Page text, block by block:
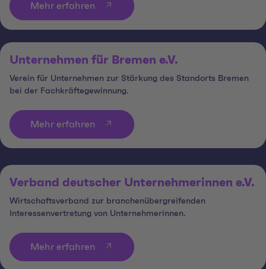
Mehr erfahren
Unternehmen für Bremen e.V.
Verein für Unternehmen zur Stärkung des Standorts Bremen
bei der Fachkräftegewinnung.
Mehr erfahren
Verband deutscher Unternehmerinnen e.V.
Wirtschaftsverband zur branchenübergreifenden
Interessenvertretung von Unternehmerinnen.
Mehr erfahren